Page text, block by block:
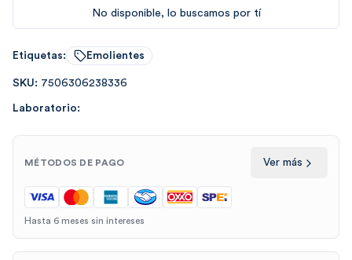
No disponible, lo buscamos por tí
Etiquetas: Emolientes
SKU: 7506306238336
Laboratorio:
MÉTODOS DE PAGO Ver más
Hasta 6 meses sin intereses